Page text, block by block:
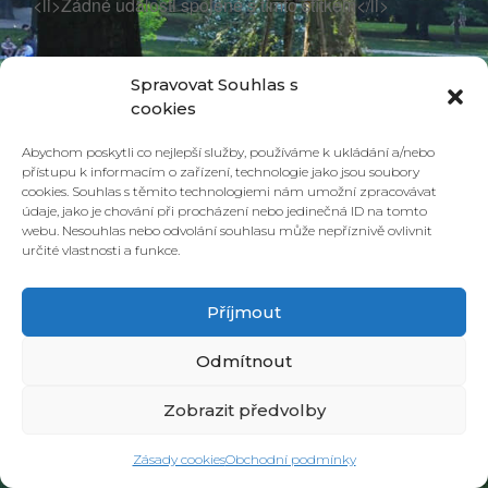
Spravovat Souhlas s
cookies
Abychom poskytli co nejlepší služby, používáme k ukládání a/nebo
přístupu k informacím o zařízení, technologie jako jsou soubory
cookies. Souhlas s těmito technologiemi nám umožní zpracovávat
údaje, jako je chování při procházení nebo jedinečná ID na tomto
webu. Nesouhlas nebo odvolání souhlasu může nepříznivě ovlivnit
určité vlastnosti a funkce.
Příjmout
Odmítnout
Zobrazit předvolby
Zásady cookiesObchodní podmínky
© 2026 PONAVA CAFÉ & RESTAURANT |